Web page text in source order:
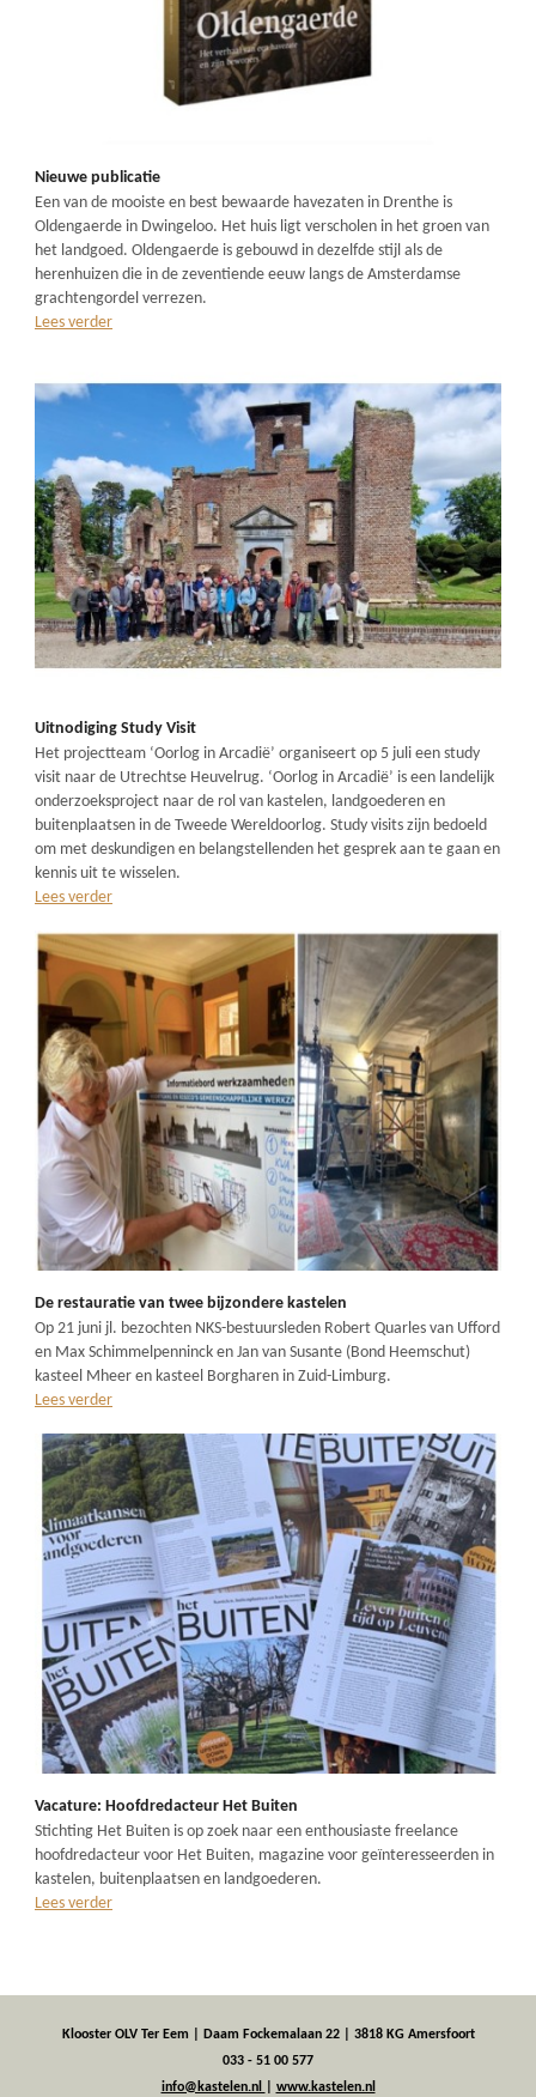
Nieuwe publicatie
Een van de mooiste en best bewaarde havezaten in Drenthe is
Oldengaerde in Dwingeloo. Het huis ligt verscholen in het groen van
het landgoed. Oldengaerde is gebouwd in dezelfde stijl als de
herenhuizen die in de zeventiende eeuw langs de Amsterdamse
grachtengordel verrezen.
Lees verder
Uitnodiging Study Visit
Het projectteam ‘Oorlog in Arcadië’ organiseert op 5 juli een study
visit naar de Utrechtse Heuvelrug. ‘Oorlog in Arcadië’ is een landelijk
onderzoeksproject naar de rol van kastelen, landgoederen en
buitenplaatsen in de Tweede Wereldoorlog. Study visits zijn bedoeld
om met deskundigen en belangstellenden het gesprek aan te gaan en
kennis uit te wisselen.
Lees verder
De restauratie van twee bijzondere kastelen
Op 21 juni jl. bezochten NKS-bestuursleden Robert Quarles van Ufford
en Max Schimmelpenninck en Jan van Susante (Bond Heemschut)
kasteel Mheer en kasteel Borgharen in Zuid-Limburg.
Lees verder
Vacature: Hoofdredacteur Het Buiten
Stichting Het Buiten is op zoek naar een enthousiaste freelance
hoofdredacteur voor Het Buiten, magazine voor geïnteresseerden in
kastelen, buitenplaatsen en landgoederen.
Lees verder
Klooster OLV Ter Eem | Daam Fockemalaan 22 | 3818 KG Amersfoort
033 - 51 00 577
info@kastelen.nl
www.kastelen.nl